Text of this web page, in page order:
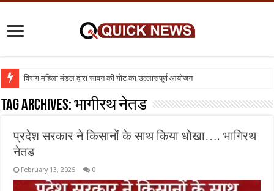
विराग महिला मंडल द्वारा सावन की गोट का उल्लासपूर्ण आयोजन
Tag Archives:भागीरथ नेतड
प्रदेश सरकार ने किसानों के साथ किया धोखा…. भागिरथ
नेतड
February 13, 2025 0